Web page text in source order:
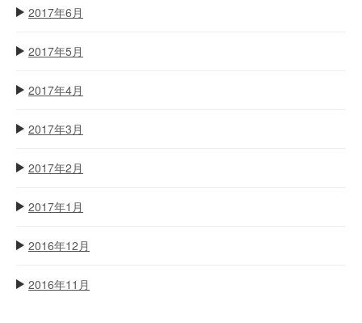
2017年6月
2017年5月
2017年4月
2017年3月
2017年2月
2017年1月
2016年12月
2016年11月